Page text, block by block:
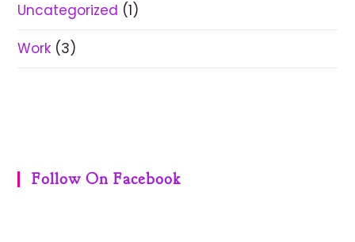
Uncategorized (1)
Work (3)
Follow On Facebook